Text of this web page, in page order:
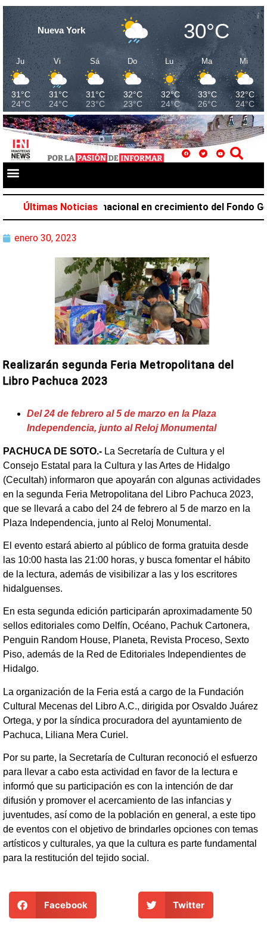
Nueva York 30°C
Ju
31°C
24°C
Vi
31°C
24°C
Sá
31°C
23°C
Do
32°C
23°C
Lu
32°C
24°C
Ma
33°C
26°C
Mi
32°C
24°C
Últimas Noticias
el primer lugar nacional en crecimiento del Fondo
enero 30, 2023
Realizarán segunda Feria Metropolitana del
Libro Pachuca 2023
Del 24 de febrero al 5 de marzo en la Plaza
Independencia, junto al Reloj Monumental
PACHUCA DE SOTO.- La Secretaría de Cultura y el
Consejo Estatal para la Cultura y las Artes de Hidalgo
(Cecultah) informaron que apoyarán con algunas actividades
en la segunda Feria Metropolitana del Libro Pachuca 2023,
que se llevará a cabo del 24 de febrero al 5 de marzo en la
Plaza Independencia, junto al Reloj Monumental.
El evento estará abierto al público de forma gratuita desde
las 10:00 hasta las 21:00 horas, y busca fomentar el hábito
de la lectura, además de visibilizar a las y los escritores
hidalguenses.
En esta segunda edición participarán aproximadamente 50
sellos editoriales como Delfín, Océano, Pachuk Cartonera,
Penguin Random House, Planeta, Revista Proceso, Sexto
Piso, además de la Red de Editoriales Independientes de
Hidalgo.
La organización de la Feria está a cargo de la Fundación
Cultural Mecenas del Libro A.C., dirigida por Osvaldo Juárez
Ortega, y por la síndica procuradora del ayuntamiento de
Pachuca, Liliana Mera Curiel.
Por su parte, la Secretaría de Culturan reconoció el esfuerzo
para llevar a cabo esta actividad en favor de la lectura e
informó que su participación es con la intención de dar
difusión y promover el acercamiento de las infancias y
juventudes, así como de la población en general, a este tipo
de eventos con el objetivo de brindarles opciones con temas
artísticos y culturales, ya que la cultura es parte fundamental
para la restitución del tejido social.
Facebook Twitter